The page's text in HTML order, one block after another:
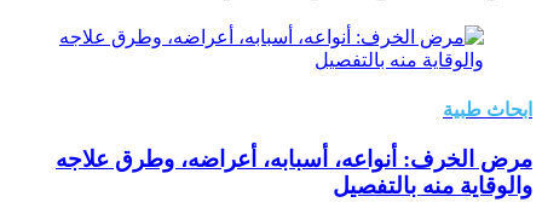
ابحاث طبية
مرض الخرف: أنواعه، أسبابه، أعراضه، وطرق علاجه
والوقاية منه بالتفصيل